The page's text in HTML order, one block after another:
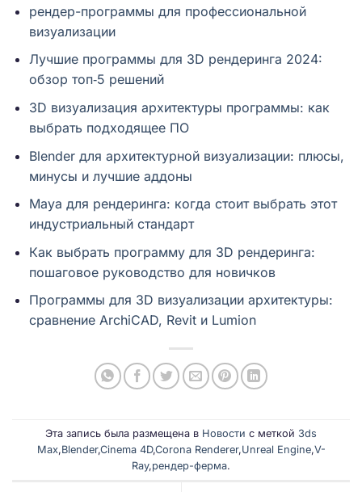
рендер-программы для профессиональной
визуализации
Лучшие программы для 3D рендеринга 2024:
обзор топ‑5 решений
3D визуализация архитектуры программы: как
выбрать подходящее ПО
Blender для архитектурной визуализации: плюсы,
минусы и лучшие аддоны
Maya для рендеринга: когда стоит выбрать этот
индустриальный стандарт
Как выбрать программу для 3D рендеринга:
пошаговое руководство для новичков
Программы для 3D визуализации архитектуры:
сравнение ArchiCAD, Revit и Lumion
Эта запись была размещена в Новости с меткой 3ds
Max,Blender,Cinema 4D,Corona Renderer,Unreal Engine,V-
Ray,рендер-ферма.